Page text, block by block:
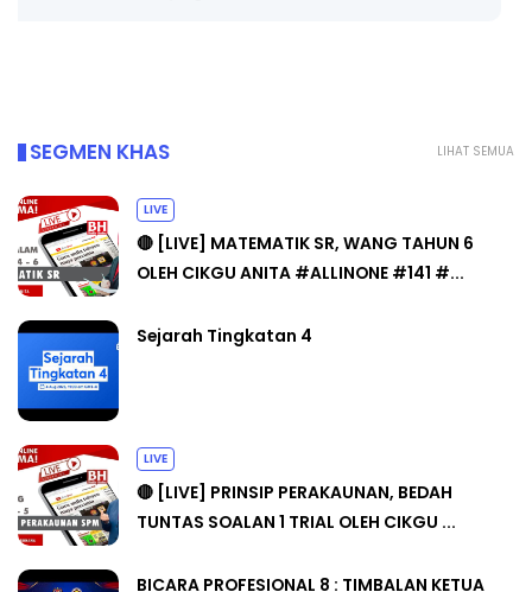
LIHAT SEMUA
SEGMEN KHAS
LIVE
🔴 [LIVE] MATEMATIK SR, WANG TAHUN 6
OLEH CIKGU ANITA #ALLINONE #141 #...
Sejarah Tingkatan 4
LIVE
🔴 [LIVE] PRINSIP PERAKAUNAN, BEDAH
TUNTAS SOALAN 1 TRIAL OLEH CIKGU ...
BICARA PROFESIONAL 8 : TIMBALAN KETUA